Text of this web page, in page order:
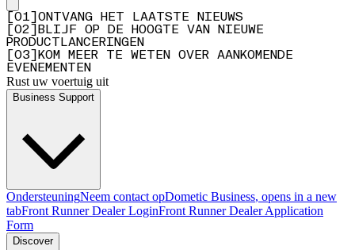
01
ONTVANG HET LAATSTE NIEUWS
02
BLIJF OP DE HOOGTE VAN NIEUWE
PRODUCTLANCERINGEN
03
KOM MEER TE WETEN OVER AANKOMENDE
EVENEMENTEN
Rust uw voertuig uit
Business Support
OndersteuningNeem contact opDometic Business, opens in a new
tabFront Runner Dealer LoginFront Runner Dealer Application
Form
Discover